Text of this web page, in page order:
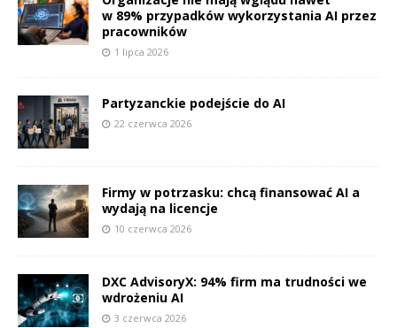
w 89% przypadków wykorzystania AI przez
pracowników
1 lipca 2026
Partyzanckie podejście do AI
22 czerwca 2026
Firmy w potrzasku: chcą finansować AI a
wydają na licencje
10 czerwca 2026
DXC AdvisoryX: 94% firm ma trudności we
wdrożeniu AI
3 czerwca 2026